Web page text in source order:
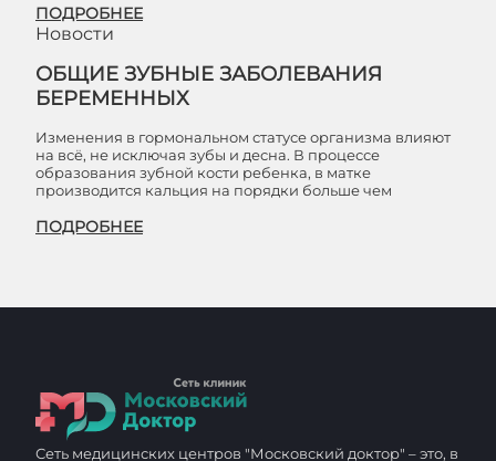
ПОДРОБНЕЕ
Новости
ОБЩИЕ ЗУБНЫЕ ЗАБОЛЕВАНИЯ
БЕРЕМЕННЫХ
Изменения в гормональном статусе организма влияют
на всё, не исключая зубы и десна. В процессе
образования зубной кости ребенка, в матке
производится кальция на порядки больше чем
ПОДРОБНЕЕ
Сеть медицинских центров "Московский доктор" – это, в